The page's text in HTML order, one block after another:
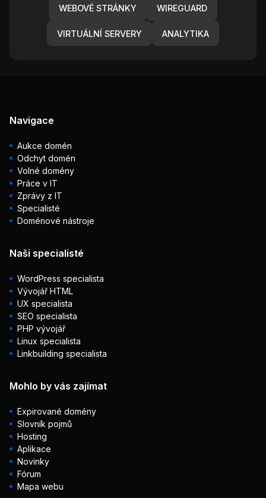
WEBOVÉ STRÁNKY WIREGUARD
VIRTUÁLNÍ SERVERY ANALYTIKA
Navigace
Aukce domén
Odchyt domén
Volné domény
Práce v IT
Zprávy z IT
Specialisté
Doménové nástroje
Naši specialisté
WordPress specialista
Vývojář HTML
UX specialista
SEO specialista
PHP vývojář
Linux specialista
Linkbuilding specialista
Mohlo by vás zajímat
Expirované domény
Slovník pojmů
Hosting
Aplikace
Novinky
Fórum
Mapa webu